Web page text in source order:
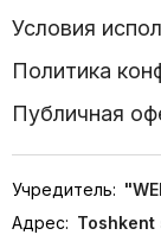
Условия
Политика
Публичная
Учредитель:
Адрес: Toshkent